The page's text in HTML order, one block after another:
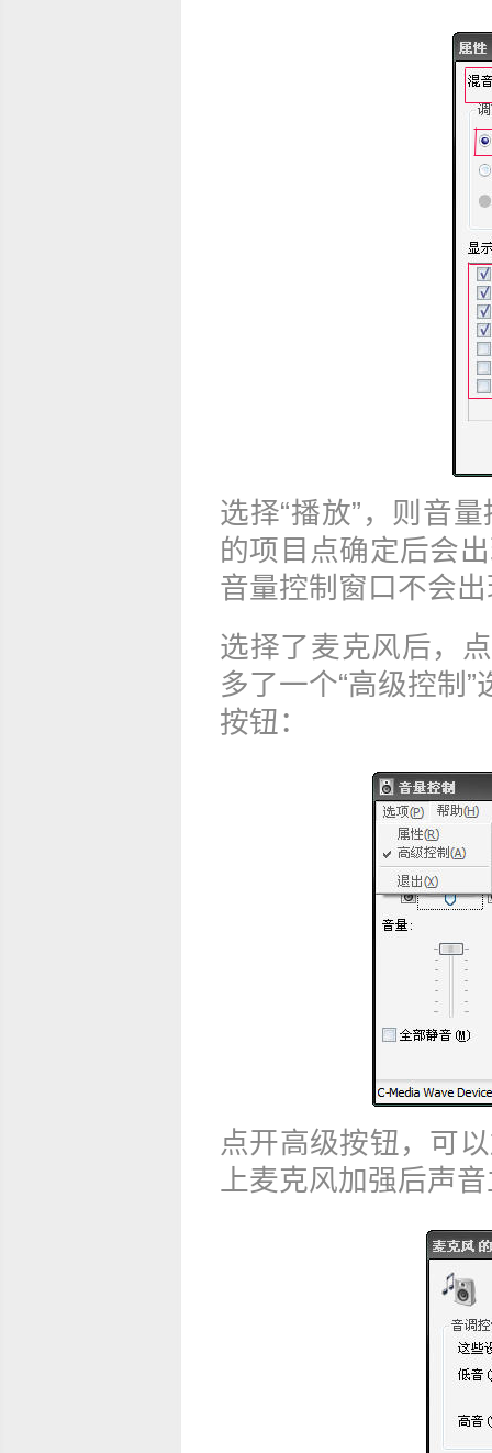
选择“播放”，则音
的项目点确定后会
音量控制窗口不会
选择了麦克风后，
多了一个“高级控制
按钮：
点开高级按钮，可
上麦克风加强后声